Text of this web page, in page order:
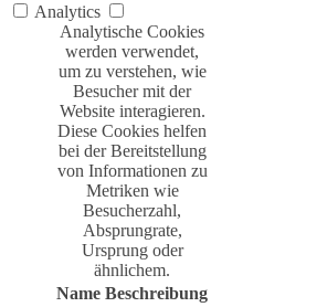
Analytics
Analytische Cookies
werden verwendet,
um zu verstehen, wie
Besucher mit der
Website interagieren.
Diese Cookies helfen
bei der Bereitstellung
von Informationen zu
Metriken wie
Besucherzahl,
Absprungrate,
Ursprung oder
ähnlichem.
Name Beschreibung